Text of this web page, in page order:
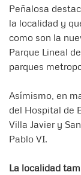
Peñalosa
la localidad y
como son la
Parque Lineal
parques
Asímismo, en
del Hospital de
Villa Javier y
Pablo VI.
La localidad